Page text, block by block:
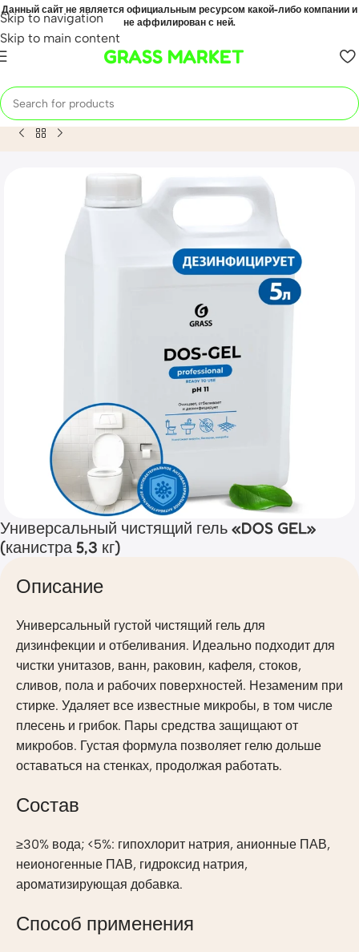
Skip to navigation
Skip to main content
Данный сайт не является официальным ресурсом какой-либо компании и
не аффилирован с ней.
GRASS MARKET
Home Mahsulot Универсальный чистящий гель «DOS
Универсальный чистящий гель «DOS GEL»
(канистра 5,3 кг)
Описание
Универсальный густой чистящий гель для
дизинфекции и отбеливания. Идеально подходит для
чистки унитазов, ванн, раковин, кафеля, стоков,
сливов, пола и рабочих поверхностей. Незаменим при
стирке. Удаляет все известные микробы, в том числе
плесень и грибок. Пары средства защищают от
микробов. Густая формула позволяет гелю дольше
оставаться на стенках, продолжая работать.
Состав
≥30% вода; <5%: гипохлорит натрия, анионные ПАВ,
неионогенные ПАВ, гидроксид натрия,
ароматизирующая добавка.
Способ применения